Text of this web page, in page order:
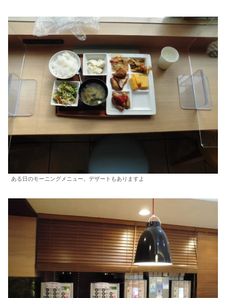
ある日のモーニングメニュー。デザートもありますよ